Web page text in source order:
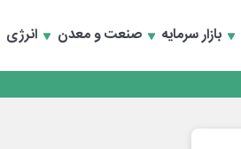
بازار سرمایه صنعت و معدن انرژی
با حضور استاندار اصفهان
با حضور استاندار اصفهان